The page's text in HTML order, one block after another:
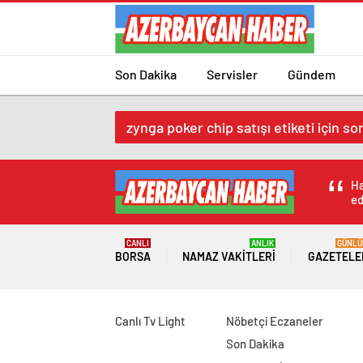
Son Dakika Servisler Gündem
zynga poker chip satışı etiketi için
BORSA
CANLI
NAMAZ VAKITLERI
ANLIK
Canlı Tv Light
Nöbetçi Eczaneler
Son Dakika